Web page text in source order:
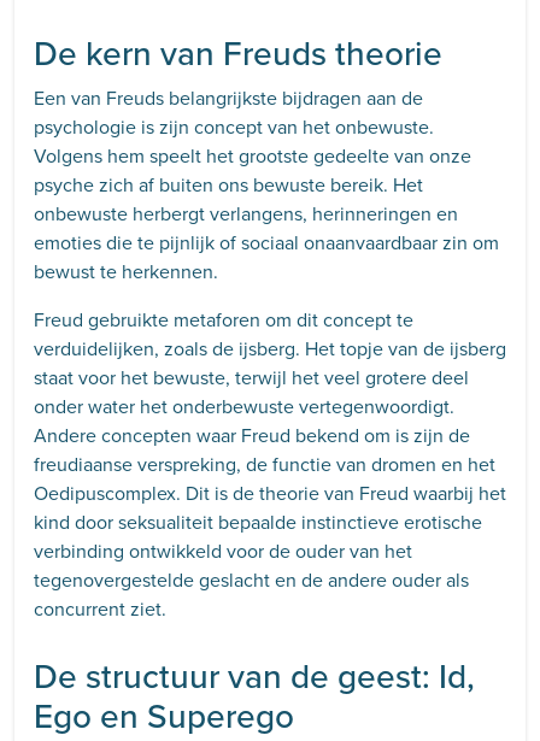
De kern van Freuds theorie
Een van Freuds belangrijkste bijdragen aan de
psychologie is zijn concept van het onbewuste.
Volgens hem speelt het grootste gedeelte van onze
psyche zich af buiten ons bewuste bereik. Het
onbewuste herbergt verlangens, herinneringen en
emoties die te pijnlijk of sociaal onaanvaardbaar zin om
bewust te herkennen.
Freud gebruikte metaforen om dit concept te
verduidelijken, zoals de ijsberg. Het topje van de ijsberg
staat voor het bewuste, terwijl het veel grotere deel
onder water het onderbewuste vertegenwoordigt.
Andere concepten waar Freud bekend om is zijn de
freudiaanse verspreking, de functie van dromen en het
Oedipuscomplex. Dit is de theorie van Freud waarbij het
kind door seksualiteit bepaalde instinctieve erotische
verbinding ontwikkeld voor de ouder van het
tegenovergestelde geslacht en de andere ouder als
concurrent ziet.
De structuur van de geest: Id,
Ego en Superego